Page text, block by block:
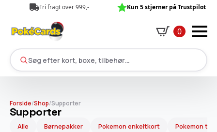
Fri fragt over 999,- Kun 5 stjerner på Trustpilot
0
Søg efter kort, boxe, tilbehør…
Forside/Shop/Supporter
Supporter
Alle Børnepakker Pokemon enkeltkort Pokemon